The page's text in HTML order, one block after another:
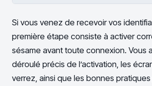
Si vous venez de recevoir vos
première étape consiste à activer
sésame avant toute connexion. Vous
déroulé précis de l’activation, les
verrez, ainsi que les bonnes